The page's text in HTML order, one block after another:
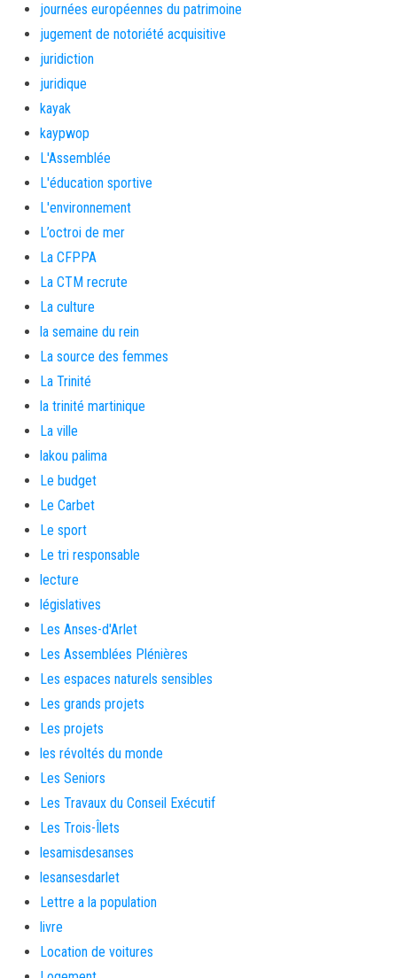
journées européennes du patrimoine
jugement de notoriété acquisitive
juridiction
juridique
kayak
kaypwop
L'Assemblée
L'éducation sportive
L'environnement
L’octroi de mer
La CFPPA
La CTM recrute
La culture
la semaine du rein
La source des femmes
La Trinité
la trinité martinique
La ville
lakou palima
Le budget
Le Carbet
Le sport
Le tri responsable
lecture
législatives
Les Anses-d'Arlet
Les Assemblées Plénières
Les espaces naturels sensibles
Les grands projets
Les projets
les révoltés du monde
Les Seniors
Les Travaux du Conseil Exécutif
Les Trois-Îlets
lesamisdesanses
lesansesdarlet
Lettre a la population
livre
Location de voitures